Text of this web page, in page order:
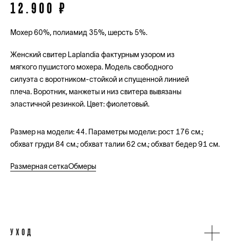
12.900 ₽
Мохер 60%, полиамид 35%, шерсть 5%.
Женский свитер Laplandia фактурным узором из
мягкого пушистого мохера. Модель свободного
силуэта с воротником-стойкой и спущенной линией
плеча. Воротник, манжеты и низ свитера вывязаны
эластичной резинкой. Цвет: фиолетовый.
Размер на модели: 44. Параметры модели: рост 176 см.;
обхват груди 84 см.; обхват талии 62 см.; обхват бедер 91 см.
Размерная сеткаОбмеры
УХОД